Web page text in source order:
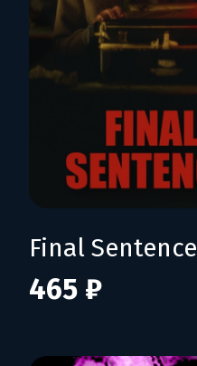
Final Sentence
465 ₽